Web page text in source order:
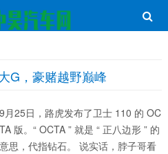
G，豪赌越野巅峰
9月25日，路虎发布了卫士 110 的 OC
TA 版。“ OCTA ” 就是 “ 正八边形 ” 的
意思，代指钻石。 说实话，脖子哥看